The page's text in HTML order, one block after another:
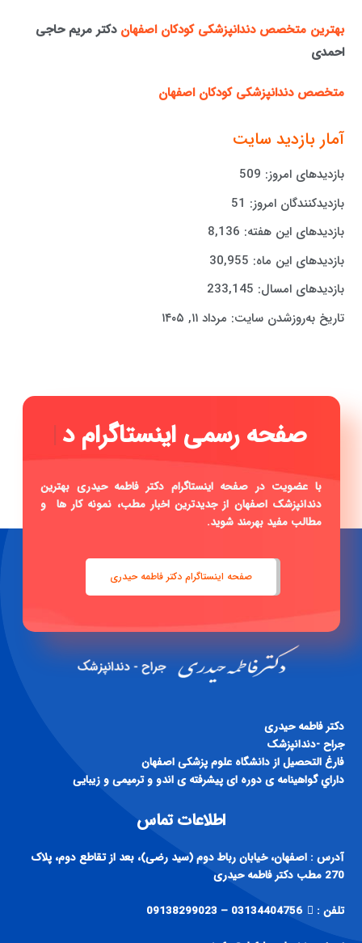
بهترین متخصص دندانپزشکی کودکان اصفهان دکتر مریم حاجی
احمدی
متخصص دندانپزشکی کودکان اصفهان
آمار بازدید سایت
بازدیدهای امروز: 509
بازدیدکنندگان امروز: 51
بازدیدهای این هفته: 8,136
بازدیدهای این ماه: 30,955
بازدیدهای امسال: 233,145
تاریخ به‌روزشدن سایت: مرداد ۱۱, ۱۴۰۵
صفحه رسمی اینستاگرام دکتر
فاطمه
|
دندانپزشک اصفهان از جدیدترین اخبار مطب، نمونه کار ها و
مطالب مفید بهرمند شوید.
صفحه اینستاگرام دکتر فاطمه حیدری
دكتر فاطمه حيدری
فارغ التحصيل از دانشگاه علوم پزشكی اصفهان
اطلاعات تماس
آدرس : اصفهان، خیابان رباط دوم (سید رضی)، بعد از تقاطع دوم، پلاک